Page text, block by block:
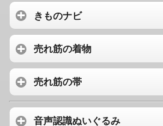
きものナビ
売れ筋の着物
売れ筋の帯
音声認識ぬいぐるみ